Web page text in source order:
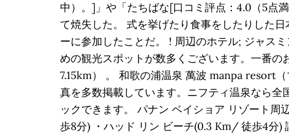
中）。]」や「たちばな[口コミ評点：4.0（5点
て焼失した。 式を挙げたり食事をしたりした
ーに参加したことだ。 ! 周辺のホテル; ジャス
めの観光スポットが数多くございます。一番
7.15km） 。 和歌の浦温泉 萬波 manpa resort
真を多数掲載しています。ニフティ温泉なら
ックできます。 パナン ベイショア リゾート
歩8分) ・ハッド リン ビーチ(0.3 Km/ 徒歩4分)